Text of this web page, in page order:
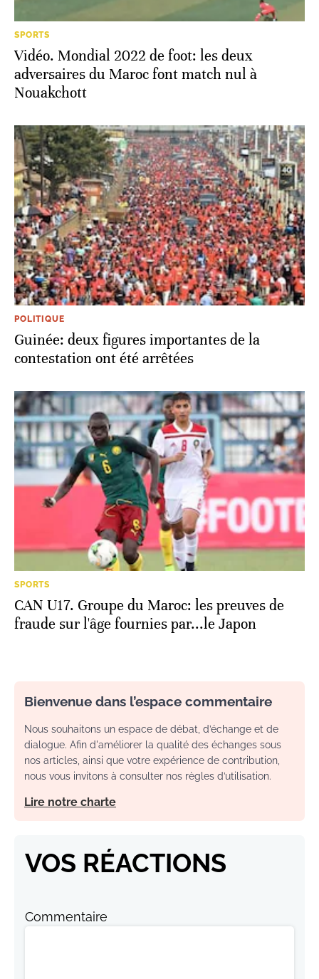
SPORTS
Vidéo. Mondial 2022 de foot: les deux
adversaires du Maroc font match nul à
Nouakchott
POLITIQUE
Guinée: deux figures importantes de la
contestation ont été arrêtées
SPORTS
CAN U17. Groupe du Maroc: les preuves de
fraude sur l'âge fournies par...le Japon
Bienvenue dans l’espace commentaire
Nous souhaitons un espace de débat, d’échange et de
dialogue. Afin d'améliorer la qualité des échanges sous
nos articles, ainsi que votre expérience de contribution,
nous vous invitons à consulter nos règles d’utilisation.
Lire notre charte
VOS RÉACTIONS
Commentaire